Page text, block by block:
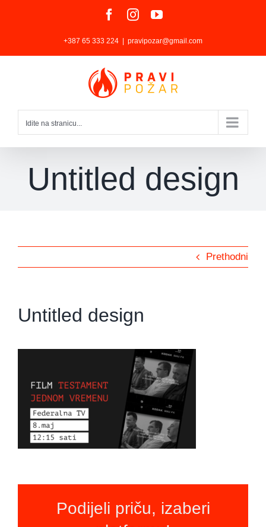
Facebook
InstagramYouTube
+387 65 333 224 pravipozar@gmail.com
Idite na stranicu...
Untitled design
Prethodni
Untitled design
Podijeli priču, izaberi